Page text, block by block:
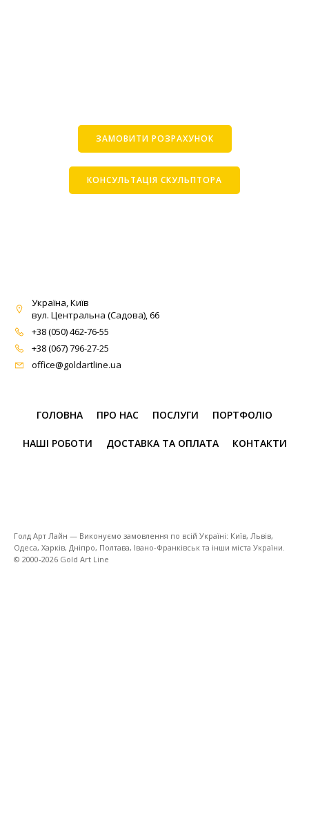
ЗАМОВИТИ РОЗРАХУНОК
КОНСУЛЬТАЦІЯ СКУЛЬПТОРА
Україна, Київ
вул. Центральна (Садова), 66
+38 (050) 462-76-55
+38 (067) 796-27-25
office@goldartline.ua
ГОЛОВНА ПРО НАС ПОСЛУГИ ПОРТФОЛІО
НАШІ РОБОТИ ДОСТАВКА ТА ОПЛАТА КОНТАКТИ
Голд Арт Лайн — Виконуємо замовлення по всій Україні: Київ, Львів,
Одеса, Харків, Дніпро, Полтава, Івано-Франківськ та інши міста України.
© 2000-2026 Gold Art Line